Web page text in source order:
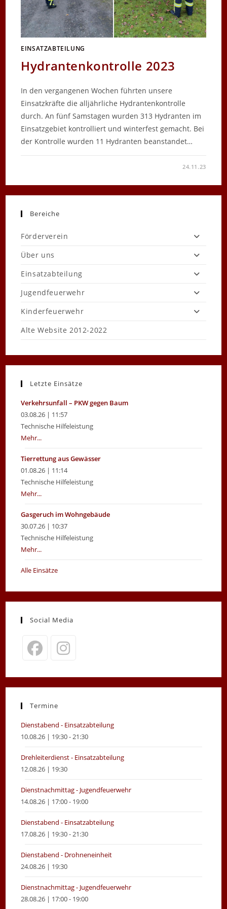
EINSATZABTEILUNG
Hydrantenkontrolle 2023
In den vergangenen Wochen führten unsere
Einsatzkräfte die alljährliche Hydrantenkontrolle
durch. An fünf Samstagen wurden 313 Hydranten im
Einsatzgebiet kontrolliert und winterfest gemacht. Bei
der Kontrolle wurden 11 Hydranten beanstandet…
24.11.23
Bereiche
Förderverein
Über uns
Einsatzabteilung
Jugendfeuerwehr
Kinderfeuerwehr
Alte Website 2012-2022
Letzte Einsätze
Verkehrsunfall – PKW gegen Baum
03.08.26 | 11:57
Technische Hilfeleistung
Mehr...
Tierrettung aus Gewässer
01.08.26 | 11:14
Technische Hilfeleistung
Mehr...
Gasgeruch im Wohngebäude
30.07.26 | 10:37
Technische Hilfeleistung
Mehr...
Alle Einsätze
Social Media
in
new
in
new
Termine
Dienstabend - Einsatzabteilung
10.08.26 | 19:30 - 21:30
Drehleiterdienst - Einsatzabteilung
12.08.26 | 19:30
Dienstnachmittag - Jugendfeuerwehr
14.08.26 | 17:00 - 19:00
Dienstabend - Einsatzabteilung
17.08.26 | 19:30 - 21:30
Dienstabend - Drohneneinheit
24.08.26 | 19:30
Dienstnachmittag - Jugendfeuerwehr
28.08.26 | 17:00 - 19:00